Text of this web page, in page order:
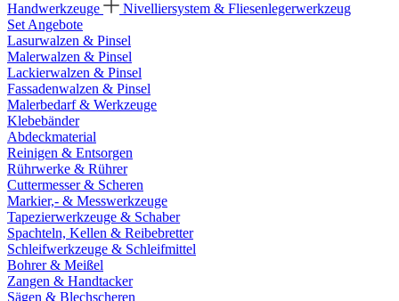
Handwerkzeuge
Nivelliersystem & Fliesenlegerwerkzeug
Set Angebote
Lasurwalzen & Pinsel
Malerwalzen & Pinsel
Lackierwalzen & Pinsel
Fassadenwalzen & Pinsel
Malerbedarf & Werkzeuge
Klebebänder
Abdeckmaterial
Reinigen & Entsorgen
Rührwerke & Rührer
Cuttermesser & Scheren
Markier,- & Messwerkzeuge
Tapezierwerkzeuge & Schaber
Spachteln, Kellen & Reibebretter
Schleifwerkzeuge & Schleifmittel
Bohrer & Meißel
Zangen & Handtacker
Sägen & Blechscheren